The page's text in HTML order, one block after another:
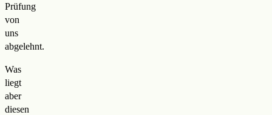
Prüfung
von
uns
abgelehnt.
Was
liegt
aber
diesen